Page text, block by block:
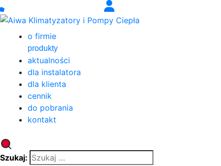
o firmie
produkty
aktualności
dla instalatora
dla klienta
cennik
do pobrania
kontakt
Szukaj: